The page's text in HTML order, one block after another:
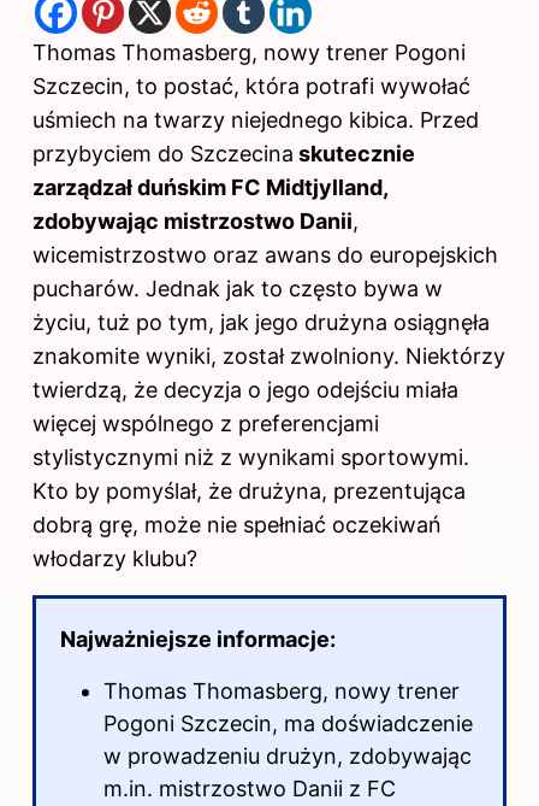
Thomas Thomasberg, nowy trener Pogoni
Szczecin, to postać, która potrafi wywołać
uśmiech na twarzy niejednego kibica. Przed
przybyciem do Szczecina skutecznie
zarządzał duńskim FC Midtjylland,
zdobywając mistrzostwo Danii,
wicemistrzostwo oraz awans do europejskich
pucharów. Jednak jak to często bywa w
życiu, tuż po tym, jak jego drużyna osiągnęła
znakomite wyniki, został zwolniony. Niektórzy
twierdzą, że decyzja o jego odejściu miała
więcej wspólnego z preferencjami
stylistycznymi niż z wynikami sportowymi.
Kto by pomyślał, że drużyna, prezentująca
dobrą grę, może nie spełniać oczekiwań
włodarzy klubu?
Najważniejsze informacje:
Thomas Thomasberg, nowy trener
Pogoni Szczecin, ma doświadczenie
w prowadzeniu drużyn, zdobywając
m.in. mistrzostwo Danii z FC